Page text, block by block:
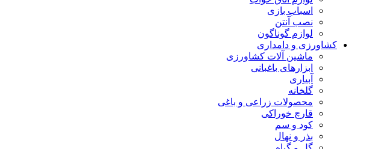
اسباب بازی
نصب آنتن
لوازم گوناگون
کشاورزی و دامداری
ماشین آلات کشاورزی
ابزارهای باغبانی
آبیاری
گلخانه
محصولات زراعی و باغی
قارچ خوراکی
کود و سم
بذر و نهال